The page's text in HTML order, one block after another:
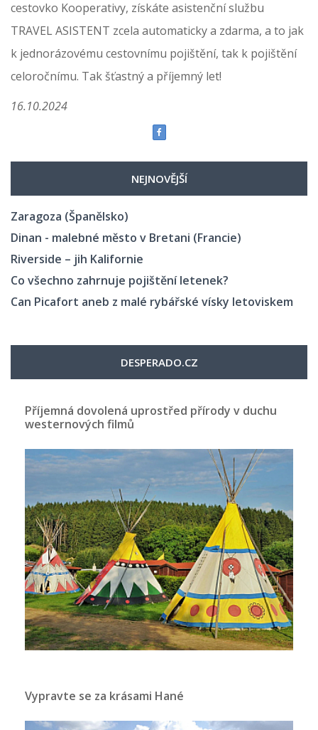
cestovko Kooperativy, získáte asistenční službu
TRAVEL ASISTENT zcela automaticky a zdarma, a to jak
k jednorázovému cestovnímu pojištění, tak k pojištění
celoročnímu. Tak šťastný a příjemný let!
16.10.2024
NEJNOVĚJŠÍ
Zaragoza (Španělsko)
Dinan - malebné město v Bretani (Francie)
Riverside – jih Kalifornie
Co všechno zahrnuje pojištění letenek?
Can Picafort aneb z malé rybářské vísky letoviskem
DESPERADO.CZ
Příjemná dovolená uprostřed přírody v duchu
westernových filmů
Vypravte se za krásami Hané